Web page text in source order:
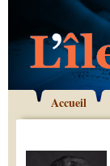
Accueil